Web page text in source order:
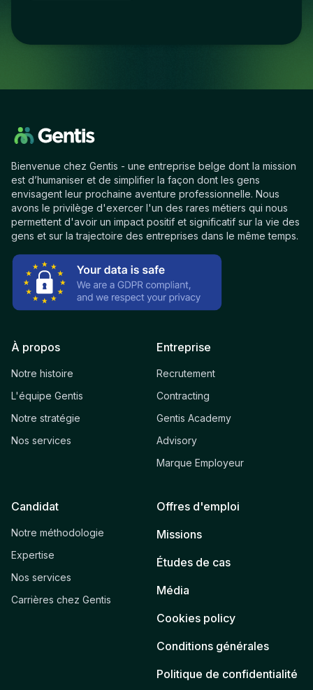
Bienvenue chez Gentis - une entreprise belge dont la mission
est d’humaniser et de simplifier la façon dont les gens
envisagent leur prochaine aventure professionnelle. Nous
avons le privilège d'exercer l'un des rares métiers qui nous
permettent d'avoir un impact positif et significatif sur la vie des
gens et sur la trajectoire des entreprises dans le même temps.
À propos
Notre histoire
L'équipe Gentis
Notre stratégie
Nos services
Entreprise
Recrutement
Contracting
Gentis Academy
Advisory
Marque Employeur
Candidat
Notre méthodologie
Expertise
Nos services
Carrières chez Gentis
Offres d'emploi
Missions
Études de cas
Média
Cookies policy
Conditions générales
Politique de confidentialité